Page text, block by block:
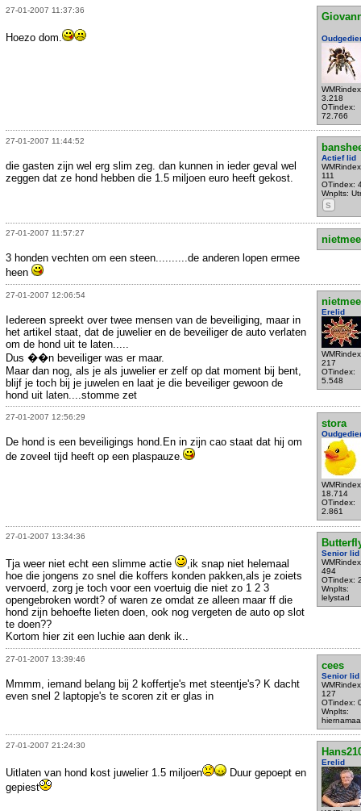
27-01-2007 11:37:36
3.218
OTindex:
72.766
Hoezo dom.
27-01-2007 11:44:52
Actief lid
111
OTindex:
Wnplts:
S
die gasten zijn wel erg slim zeg. dan kunnen in ieder geval wel
zeggen dat ze hond hebben die 1.5 miljoen euro heeft gekost.
27-01-2007 11:57:27
3 honden vechten om een steen..........de anderen lopen ermee
heen
27-01-2007 12:06:54
Erelid
217
OTindex:
5.548
Iedereen spreekt over twee mensen van de beveiliging, maar in
het artikel staat, dat de juwelier en de beveiliger de auto verlaten
om de hond uit te laten.....
Dus ��n beveiliger was er maar.
Maar dan nog, als je als juwelier er zelf op dat moment bij bent,
blijf je toch bij je juwelen en laat je die beveiliger gewoon de
hond uit laten....stomme zet
27-01-2007 12:56:29
stora
18.714
OTindex:
2.861
De hond is een beveiligings hond.En in zijn cao staat dat hij om
de zoveel tijd heeft op een plaspauze.
27-01-2007 13:34:36
Senior lid
494
OTindex:
Wnplts:
lelystad
Tja weer niet echt een slimme actie
,ik snap niet helemaal
hoe die jongens zo snel die koffers konden pakken,als je zoiets
vervoerd, zorg je toch voor een voertuig die niet zo 1 2 3
opengebroken wordt? of waren ze omdat ze alleen maar ff die
hond zijn behoefte lieten doen, ook nog vergeten de auto op slot
te doen??
Kortom hier zit een luchie aan denk ik..
27-01-2007 13:39:46
cees
Senior lid
127
OTindex:
Wnplts:
Mmmm, iemand belang bij 2 koffertje's met steentje's? K dacht
even snel 2 laptopje's te scoren zit er glas in
27-01-2007 21:24:30
Erelid
Uitlaten van hond kost juwelier 1.5 miljoen
Duur gepoept en
gepiest